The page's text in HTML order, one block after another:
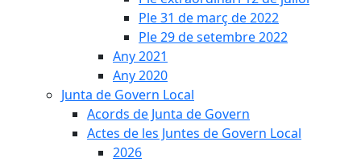
Ple 31 de març de 2022
Ple 29 de setembre 2022
Any 2021
Any 2020
Junta de Govern Local
Acords de Junta de Govern
Actes de les Juntes de Govern Local
2026